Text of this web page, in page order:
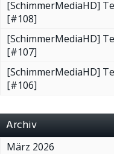
[SchimmerMediaHD]
[#108]
[SchimmerMediaHD]
[#107]
[SchimmerMediaHD]
[#106]
Archiv
März 2026